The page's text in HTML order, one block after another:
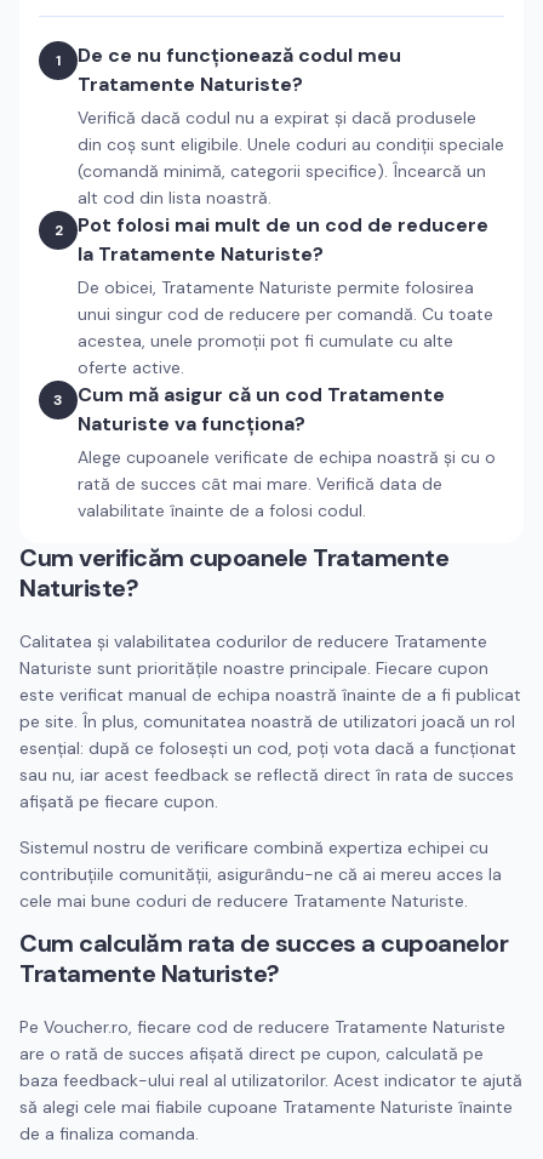
1
De ce nu funcționează codul meu
Tratamente Naturiste?
Verifică dacă codul nu a expirat și dacă produsele
din coș sunt eligibile. Unele coduri au condiții speciale
(comandă minimă, categorii specifice). Încearcă un
alt cod din lista noastră.
2
Pot folosi mai mult de un cod de reducere
la Tratamente Naturiste?
De obicei, Tratamente Naturiste permite folosirea
unui singur cod de reducere per comandă. Cu toate
acestea, unele promoții pot fi cumulate cu alte
oferte active.
3
Cum mă asigur că un cod Tratamente
Naturiste va funcționa?
Alege cupoanele verificate de echipa noastră și cu o
rată de succes cât mai mare. Verifică data de
valabilitate înainte de a folosi codul.
Cum verificăm cupoanele Tratamente
Naturiste?
Calitatea și valabilitatea codurilor de reducere Tratamente
Naturiste sunt prioritățile noastre principale. Fiecare cupon
este verificat manual de echipa noastră înainte de a fi publicat
pe site. În plus, comunitatea noastră de utilizatori joacă un rol
esențial: după ce folosești un cod, poți vota dacă a funcționat
sau nu, iar acest feedback se reflectă direct în rata de succes
afișată pe fiecare cupon.
Sistemul nostru de verificare combină expertiza echipei cu
contribuțiile comunității, asigurându-ne că ai mereu acces la
cele mai bune coduri de reducere Tratamente Naturiste.
Cum calculăm rata de succes a cupoanelor
Tratamente Naturiste?
Pe Voucher.ro, fiecare cod de reducere Tratamente Naturiste
are o rată de succes afișată direct pe cupon, calculată pe
baza feedback-ului real al utilizatorilor. Acest indicator te ajută
să alegi cele mai fiabile cupoane Tratamente Naturiste înainte
de a finaliza comanda.